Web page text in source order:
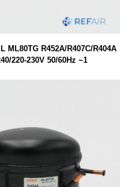
ML80TG R452A/R407C/R404A
220-230V 50/60Hz ~1